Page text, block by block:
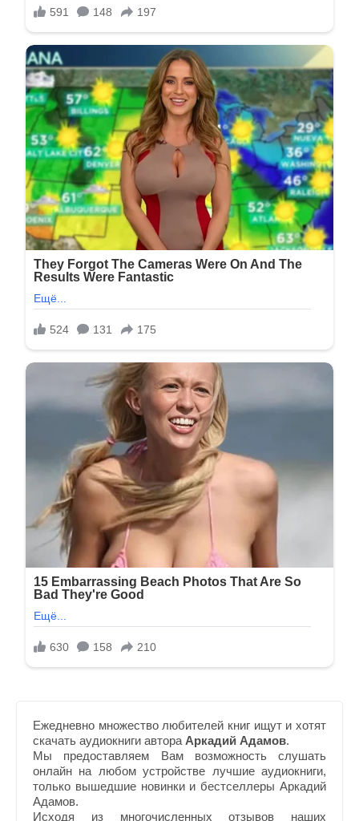
Ежедневно множество любителей книг ищут и хотят
скачать аудиокниги автора Аркадий Адамов.
Мы предоставляем Вам возможность слушать
онлайн на любом устройстве лучшие аудиокниги,
только вышедшие новинки и бестселлеры Аркадий
Адамов.
Исходя из многочисленных отзывов наших